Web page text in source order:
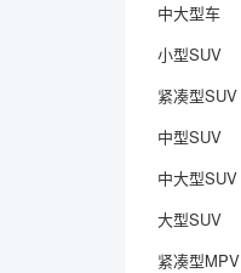
中大型车
小型SUV
紧凑型SUV
中型SUV
中大型SUV
大型SUV
紧凑型MPV